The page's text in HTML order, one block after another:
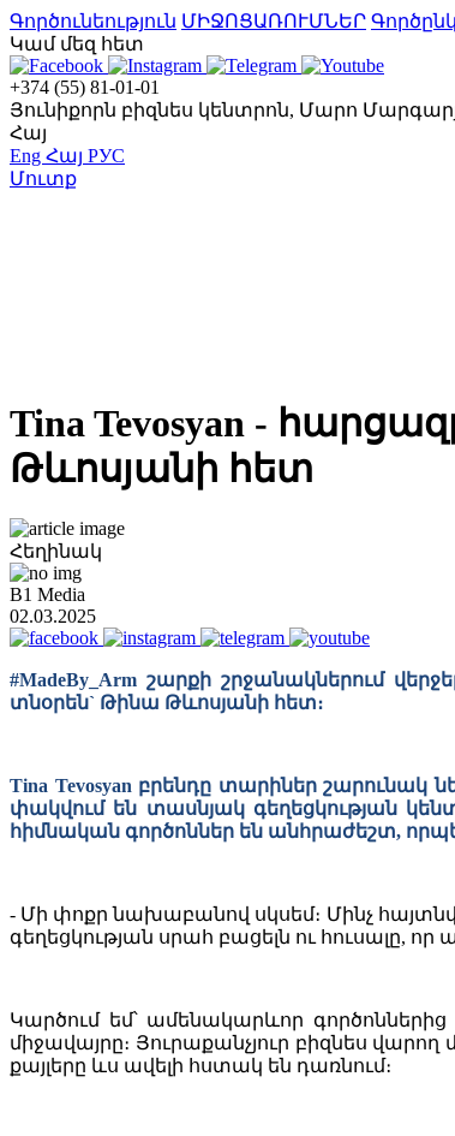
Գործունեություն ՄԻՋՈՑԱՌՈՒՄՆԵՐ
Կամ մեզ հետ
+374 (55) 81-01-01
Յունիքորն բիզնես կենտրոն, Մարո
Հայ
Eng Հայ РУС
Մուտք
Tina Tevosyan -
Թևոսյանի հետ
Հեղինակ
B1 Media
02.03.2025
#MadeBy_Arm շարքի շրջանակներում
տնօրեն` Թինա Թևոսյանի հետ։
Tina Tevosyan բրենդը տարիներ շարունակ
փակվում են տասնյակ գեղեցկության
հիմնական գործոններ են անհրաժեշտ,
- Մի փոքր նախաբանով սկսեմ։ Մինչ
գեղեցկության սրահ բացելն ու հուսալը,
Կարծում եմ՝ ամենակարևոր
միջավայրը։ Յուրաքանչյուր բիզնես
քայլերը ևս ավելի հստակ են դառնում։